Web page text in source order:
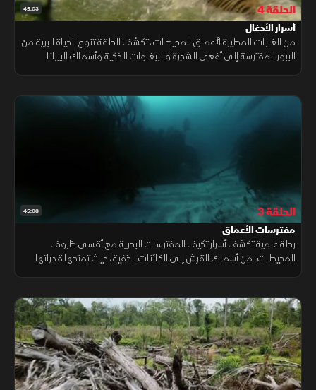
45:03 الحلقة 4
أسرار الأدغال
من الغابات المطيرة لأعماق المحيطات، تكشف الحلقة تنوع الحياة البرية من
الببور المفترسة إلى أفعى الشجرة والببغاوات الذكية وأسماك البيرانا
45:03 الحلقة 3
مفترسات الأعماق
رحلة علمية تكشف أسرار تكيف المفترسات البحرية مع أقسى ظروف
المحيطات، من أسماك القرش إلى الكائنات الخفية، حيث تمنحها قدراتها